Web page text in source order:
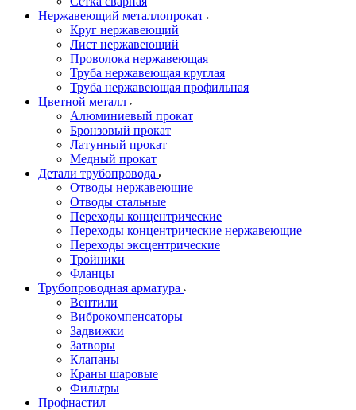
Нержавеющий металлопрокат
Круг нержавеющий
Лист нержавеющий
Проволока нержавеющая
Труба нержавеющая круглая
Труба нержавеющая профильная
Цветной металл
Алюминиевый прокат
Бронзовый прокат
Латунный прокат
Медный прокат
Детали трубопровода
Отводы нержавеющие
Отводы стальные
Переходы концентрические
Переходы концентрические нержавеющие
Переходы эксцентрические
Тройники
Фланцы
Трубопроводная арматура
Вентили
Виброкомпенсаторы
Задвижки
Затворы
Клапаны
Краны шаровые
Фильтры
Профнастил